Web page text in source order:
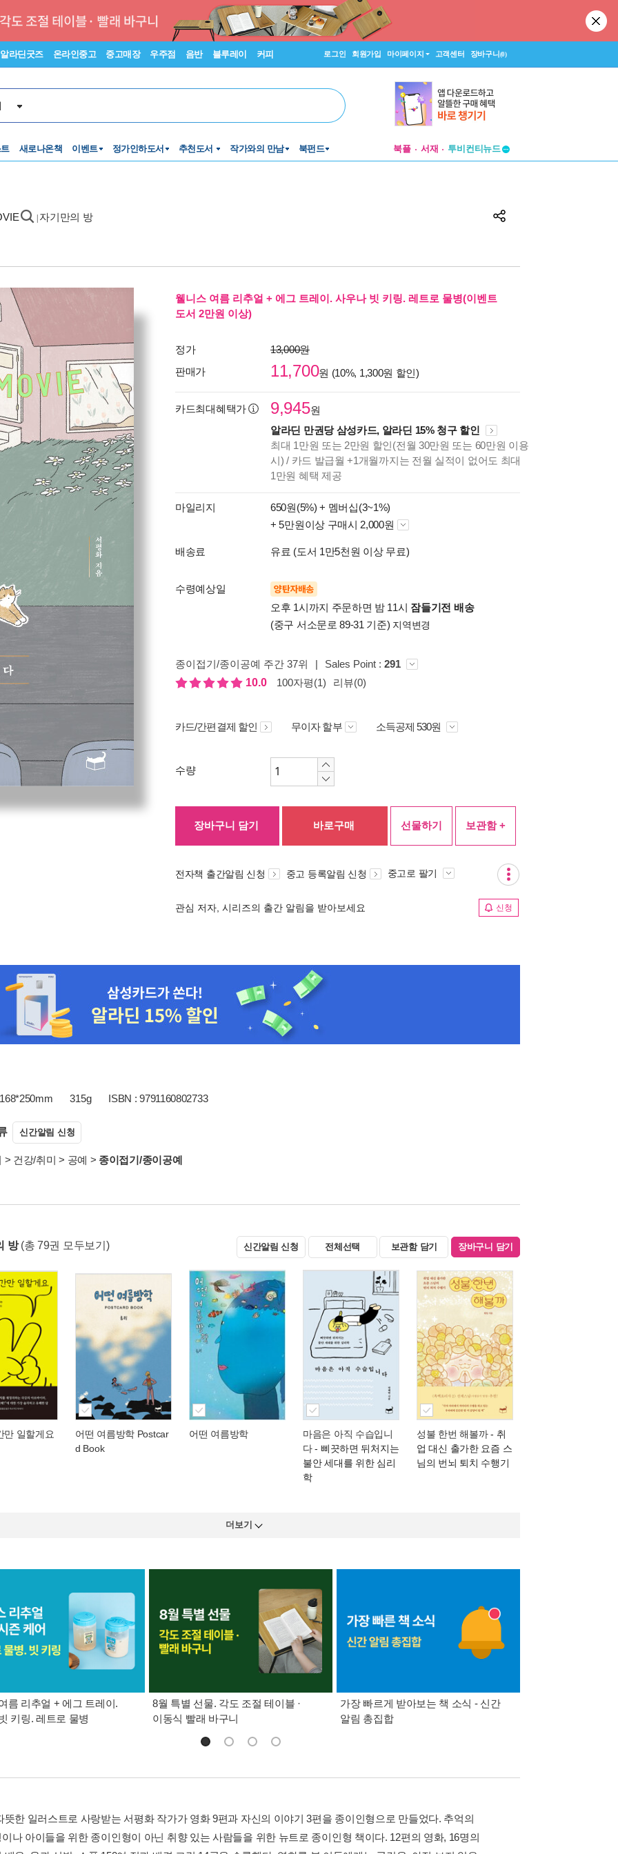
알라딘굿즈 온라인중고 중고매장 우주점 음반 블루레이 커피 로그인 회원가입 마이페이지 고객센터 장바구니(0)
새로나온책 이벤트 정가인하도서 추천도서 작가와의 만남 북펀드 북플 서재
투비컨티뉴드
자기만의 방
웰니스 여름 리추얼 + 에그 트레이. 사우나 빗 키링. 레트로 물병(이벤트
도서 2만원 이상)
정가
13,000원
판매가
11,700원 (10%, 1,300원 할인)
카드최대혜택가 9,945원
알라딘 만권당 삼성카드, 알라딘 15% 청구 할인
최대 1만원 또는 2만원 할인(전월 30만원 또는 60만원 이용
시) / 카드 발급월 +1개월까지는 전월 실적이 없어도 최대
1만원 혜택 제공
마일리지 650원(5%) + 멤버십(3~1%)
+ 5만원이상 구매시 2,000원
배송료 유료 (도서 1만5천원 이상 무료)
수령예상일 양탄자배송
오후 1시까지 주문하면 밤 11시 잠들기전 배송
(중구 서소문로 89-31 기준) 지역변경
종이접기/종이공예 주간 37위 | Sales Point : 291
10.0
100자평(1) 리뷰(0)
카드/간편결제 할인 무이자 할부 소득공제 530원
수량
장바구니 담기 바로구매 선물하기 보관함 +
전자책 출간알림 신청 중고 등록알림 신청 중고로 팔기
관심 저자, 시리즈의 출간 알림을 받아보세요 신청
168*250mm 315g ISBN : 9791160802733
신간알림 신청
> 건강/취미 > 공예 > 종이접기/종이공예
방 (총 79권 모두보기) 신간알림 신청 전체선택 보관함 담기 장바구니 담기
만 일할게요
어떤 여름방학 Postcar
d Book
어떤 여름방학
마음은 아직 수습입니
다- 삐끗하면 뒤처지는
불안 세대를 위한 심리
학
성불 한번 해볼까- 취
업 대신 출가한 요즘 스
님의 번뇌 퇴치 수행기
더보기
름 리추얼 + 에그 트레이.
키링. 레트로 물병
8월 특별 선물. 각도 조절 테이블 ·
이동식 빨래 바구니
가장 빠르게 받아보는 책 소식 - 신간
알림 총집합
뜻한 일러스트로 사랑받는 서평화 작가가 영화 9편과 자신의 이야기 3편을 종이인형으로 만들었다. 추억의
나 아이들을 위한 종이인형이 아닌 취향 있는 사람들을 위한 뉴트로 종이인형 책이다. 12편의 영화, 16명의